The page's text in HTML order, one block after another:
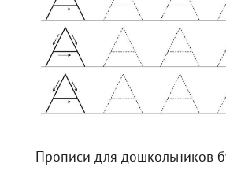
Прописи для дошкольников